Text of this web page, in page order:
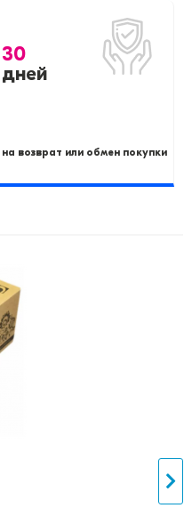
30
дней
на возврат или обмен покупки